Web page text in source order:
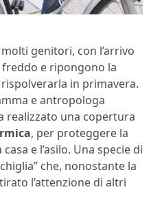
genitori, con l’arrivo
e ripongono la
in primavera.
e antropologa
realizzato una copertura
, per proteggere la
e l’asilo. Una specie di
che, nonostante la
l’attenzione di altri